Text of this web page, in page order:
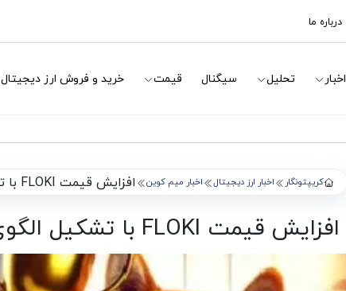
درباره ما
اخبار تحلیل سیگنال قیمت خرید و فروش ارز دیجیتال
کریپتونگار اخبار ارز دیجیتال اخبار میم کوین افزایش قیمت FLOKI با تشکیل الگوی جدید صعودی
افزایش قیمت FLOKI با تشکیل الگوی جدید صعودی